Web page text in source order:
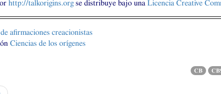
http://talkorigins.orgse distribuye bajo una Licencia Creative
afirmaciones creacionistas
Ciencias de los orígenes
CB